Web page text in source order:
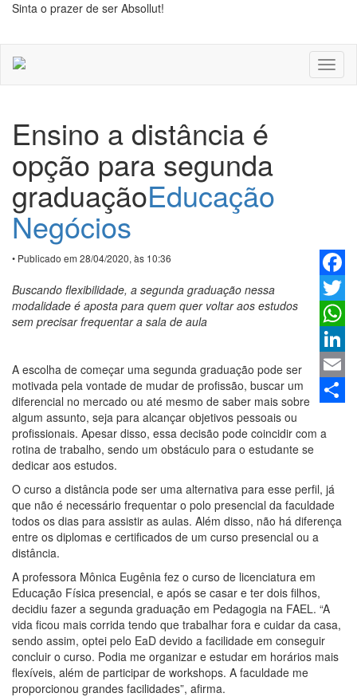
Sinta o prazer de ser Absollut!
Ensino a distância é
opção para segunda
graduaçãoEducação
Negócios
• Publicado em 28/04/2020, às 10:36
Twitter
Email
Buscando flexibilidade, a segunda graduação nessa
modalidade é aposta para quem quer voltar aos estudos
sem precisar frequentar a sala de aula
A escolha de começar uma segunda graduação pode ser
motivada pela vontade de mudar de profissão, buscar um
diferencial no mercado ou até mesmo de saber mais sobre
algum assunto, seja para alcançar objetivos pessoais ou
profissionais. Apesar disso, essa decisão pode coincidir com a
rotina de trabalho, sendo um obstáculo para o estudante se
dedicar aos estudos.
O curso a distância pode ser uma alternativa para esse perfil, já
que não é necessário frequentar o polo presencial da faculdade
todos os dias para assistir as aulas. Além disso, não há diferença
entre os diplomas e certificados de um curso presencial ou a
distância.
A professora Mônica Eugênia fez o curso de licenciatura em
Educação Física presencial, e após se casar e ter dois filhos,
decidiu fazer a segunda graduação em Pedagogia na FAEL. “A
vida ficou mais corrida tendo que trabalhar fora e cuidar da casa,
sendo assim, optei pelo EaD devido a facilidade em conseguir
concluir o curso. Podia me organizar e estudar em horários mais
flexíveis, além de participar de workshops. A faculdade me
proporcionou grandes facilidades”, afirma.